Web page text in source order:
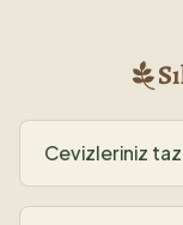
Cevizleriniz